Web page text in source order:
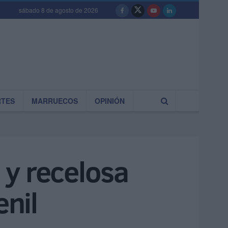
sábado 8 de agosto de 2026
MARRUECOS OPINIÓN
recelosa